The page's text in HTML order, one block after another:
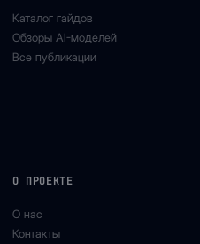
Каталог гайдов
Обзоры AI-моделей
Все публикации
О ПРОЕКТЕ
О нас
Контакты